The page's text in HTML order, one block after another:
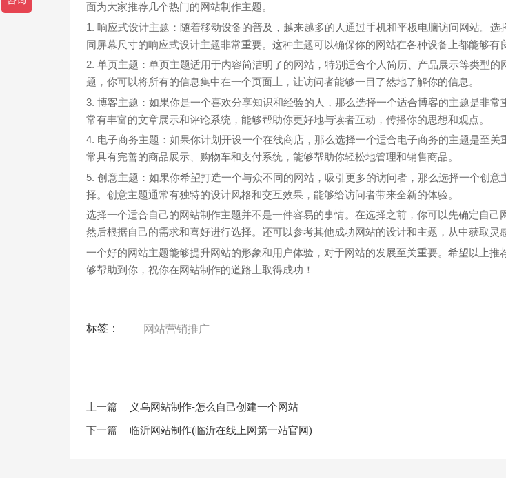
面为大家推荐几个热门的网站制作主题。
1. 响应式设计主题：随着移动设备的普及，越来越多的人通过手机和平板电脑访问网站。选
同屏幕尺寸的响应式设计主题非常重要。这种主题可以确保你的网站在各种设备上都能够有
2. 单页主题：单页主题适用于内容简洁明了的网站，特别适合个人简历、产品展示等类型的
题，你可以将所有的信息集中在一个页面上，让访问者能够一目了然地了解你的信息。
3. 博客主题：如果你是一个喜欢分享知识和经验的人，那么选择一个适合博客的主题是非常
常有丰富的文章展示和评论系统，能够帮助你更好地与读者互动，传播你的思想和观点。
4. 电子商务主题：如果你计划开设一个在线商店，那么选择一个适合电子商务的主题是至关
常具有完善的商品展示、购物车和支付系统，能够帮助你轻松地管理和销售商品。
5. 创意主题：如果你希望打造一个与众不同的网站，吸引更多的访问者，那么选择一个创意
择。创意主题通常有独特的设计风格和交互效果，能够给访问者带来全新的体验。
选择一个适合自己的网站制作主题并不是一件容易的事情。在选择之前，你可以先确定自己
然后根据自己的需求和喜好进行选择。还可以参考其他成功网站的设计和主题，从中获取灵
一个好的网站主题能够提升网站的形象和用户体验，对于网站的发展至关重要。希望以上推
够帮助到你，祝你在网站制作的道路上取得成功！
标签： 网站营销推广
上一篇
义乌网站制作-怎么自己创建一个网站
下一篇
临沂网站制作(临沂在线上网第一站官网)